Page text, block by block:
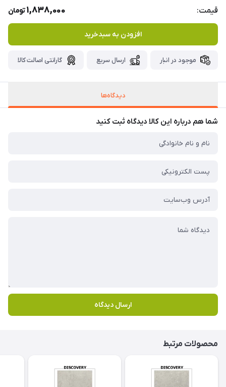
قیمت: 1,838,000تومان
افزودن به سبدخرید
موجود در انبار ارسال سریع گارانتی اصالت کالا
دیدگاه‌ها
شما هم درباره این کالا دیدگاه ثبت کنید
ارسال دیدگاه
محصولات مرتبط